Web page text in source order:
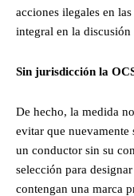
acciones ilegales en
integral en la discusión
Sin jurisdicción la
De hecho, la medida
evitar que nuevamente
un conductor sin su
selección para
contengan una marca